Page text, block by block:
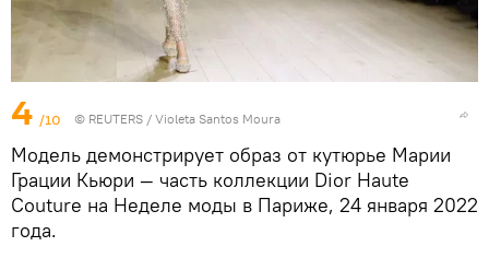
4 /10 © REUTERS / Violeta Santos Moura
Модель демонстрирует образ от кутюрье Марии
Грации Кьюри — часть коллекции Dior Haute
Couture на Неделе моды в Париже, 24 января 2022
года.